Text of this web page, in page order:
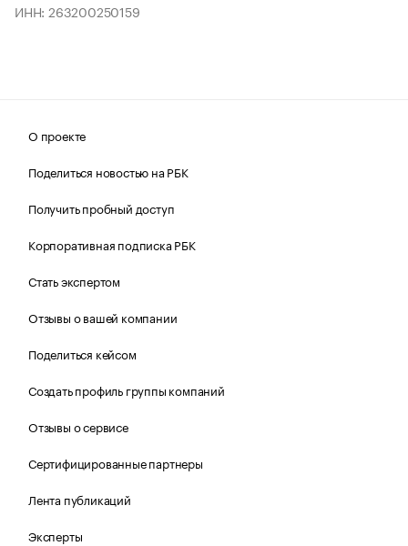
ИНН: 263200250159
О проекте
Поделиться новостью на РБК
Получить пробный доступ
Корпоративная подписка РБК
Стать экспертом
Отзывы о вашей компании
Поделиться кейсом
Создать профиль группы компаний
Отзывы о сервисе
Сертифицированные партнеры
Лента публикаций
Эксперты